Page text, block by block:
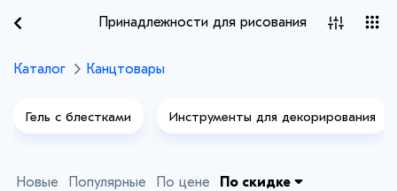
Принадлежности для рисования
Каталог Канцтовары
Гель с блестками Инструменты для декорирования
Новые Популярные По цене По скидке